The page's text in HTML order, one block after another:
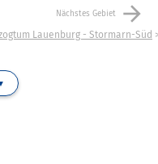
Nächstes Gebiet arrow_forward
Lauenburg - Stormarn-Süd